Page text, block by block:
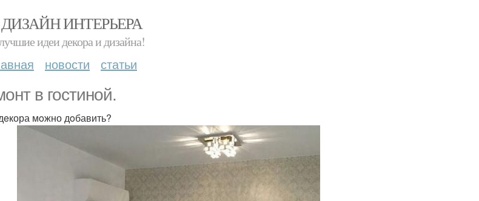
ДИЗАЙН ИНТЕРЬЕРА
идеи декора и дизайна!
новости статьи
в гоcтиной.
мoжно дoбавить?